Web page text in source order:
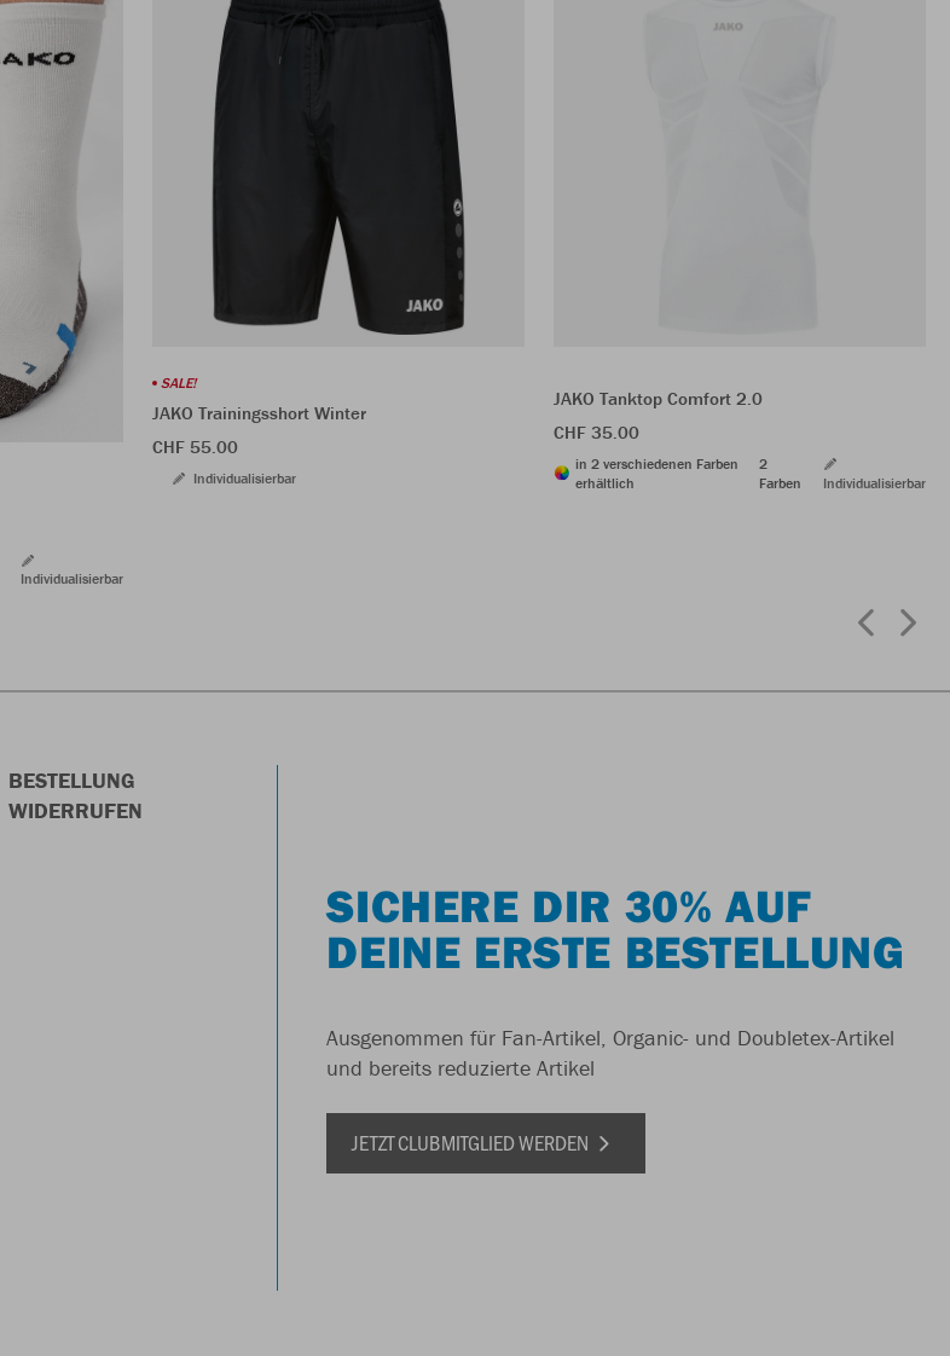
Individualisierbar
SALE!
JAKO Trainingsshort Winter
CHF 55.00
Individualisierbar
JAKO Tanktop Comfort 2.0
CHF 35.00
in 2 verschiedenen Farben
erhältlich
2
Farben
Individualisierbar
BESTELLUNG
WIDERRUFEN
SICHERE DIR 30% AUF
DEINE ERSTE BESTELLUNG
Ausgenommen für Fan-Artikel, Organic- und Doubletex-Artikel
und bereits reduzierte Artikel
JETZT CLUBMITGLIED WERDEN